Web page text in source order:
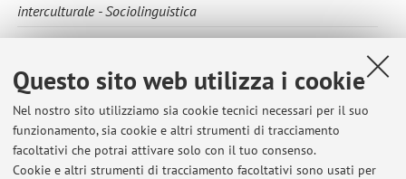
Questo sito web utilizza i cookie
Nel nostro sito utilizziamo sia cookie tecnici necessari per il suo
funzionamento, sia cookie e altri strumenti di tracciamento
facoltativi che potrai attivare solo con il tuo consenso.
Cookie e altri strumenti di tracciamento facoltativi sono usati per
interculturale
Sociolinguistica
applicata, la percezione e successiva traduzione in italiano
della forma gentile e onorifica della lingua giapponese, la
traduttologia in generale, le diverse forme di
apprendimento linguistico, la sociolinguistica e la
pragmatica. Inoltre, in ambito glottodidattico, particolari